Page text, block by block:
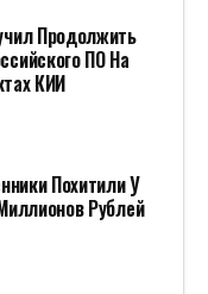
Продолжить
ПО На
КИИ
Похитили У
Рублей